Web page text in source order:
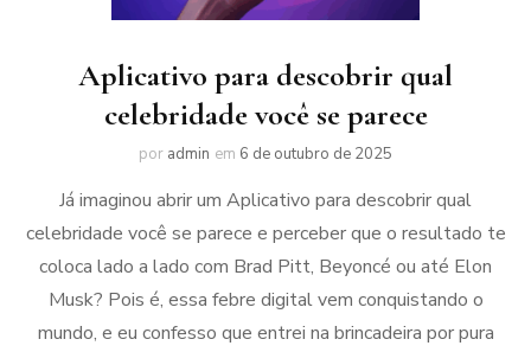
Aplicativo para descobrir qual
celebridade você se parece
por admin em 6 de outubro de 2025
Já imaginou abrir um Aplicativo para descobrir qual
celebridade você se parece e perceber que o resultado te
coloca lado a lado com Brad Pitt, Beyoncé ou até Elon
Musk? Pois é, essa febre digital vem conquistando o
mundo, e eu confesso que entrei na brincadeira por pura